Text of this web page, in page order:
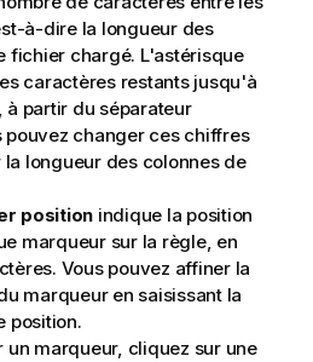
à-dire la longueur des
fichier chargé. L'astérisque
caractères restants jusqu'à
à partir du séparateur
pouvez changer ces chiffres
longueur des colonnes de
position indique la position
marqueur sur la règle, en
Vous pouvez affiner la
marqueur en saisissant la
position.
un marqueur, cliquez sur une